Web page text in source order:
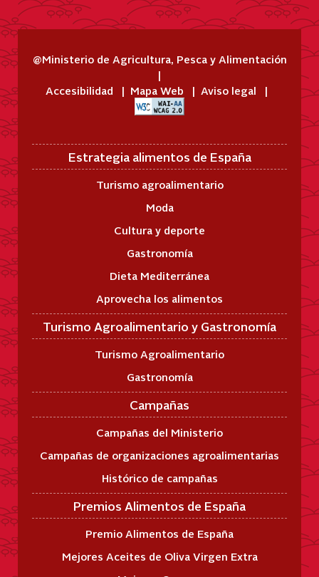
@Ministerio de Agricultura, Pesca y Alimentación
Accesibilidad Mapa Web Aviso legal
Estrategia alimentos de España
Turismo agroalimentario
Moda
Cultura y deporte
Gastronomía
Dieta Mediterránea
Aprovecha los alimentos
Turismo Agroalimentario y Gastronomía
Turismo Agroalimentario
Gastronomía
Campañas
Campañas del Ministerio
Campañas de organizaciones agroalimentarias
Histórico de campañas
Premios Alimentos de España
Premio Alimentos de España
Mejores Aceites de Oliva Virgen Extra